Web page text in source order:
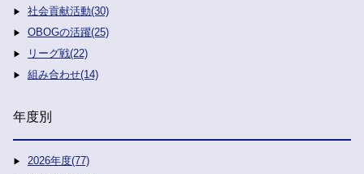
社会貢献活動(30)
OBOGの活躍(25)
リーグ戦(22)
組み合わせ(14)
年度別
2026年度(77)